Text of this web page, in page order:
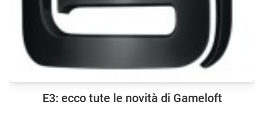
E3: ecco tute le novità di Gameloft